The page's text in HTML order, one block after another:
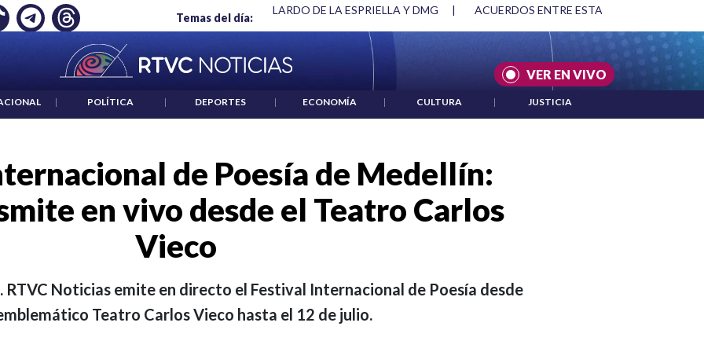
Temas del día:
UN CRIMEN": CARTA DE BETO CORAL ABELARDO DE LA ESPRIELLA Y DMG | ACUERDOS ENTRE ESTADOS UNIDOS E
VER EN VIVO
| POLÍTICA | DEPORTES | ECONOMÍA | CULTURA | JUSTICIA
de Poesía de Medellín:
en vivo desde el Teatro Carlos
Vieco
RTVC Noticias emite en directo el Festival Internacional de Poesía desde
Teatro Carlos Vieco hasta el 12 de julio.